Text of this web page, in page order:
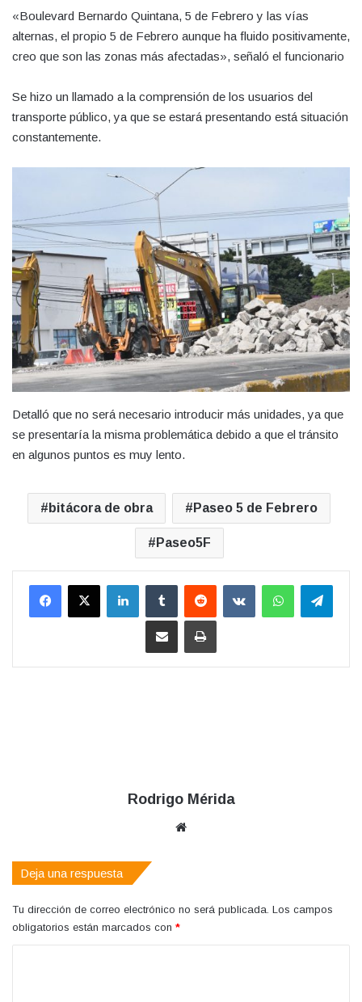
«Boulevard Bernardo Quintana, 5 de Febrero y las vías
alternas, el propio 5 de Febrero aunque ha fluido positivamente,
creo que son las zonas más afectadas», señaló el funcionario
Se hizo un llamado a la comprensión de los usuarios del
transporte público, ya que se estará presentando está situación
constantemente.
Detalló que no será necesario introducir más unidades, ya que
se presentaría la misma problemática debido a que el tránsito
en algunos puntos es muy lento.
bitácora de obra Paseo 5 de Febrero
Paseo5F
LinkedInTumblr Reddit VKontakteWhatsApp
Compartir por correo electrónicoImprimir
Rodrigo Mérida
Deja una respuesta
Tu dirección de correo electrónico no será publicada. Los campos
obligatorios están marcados con *